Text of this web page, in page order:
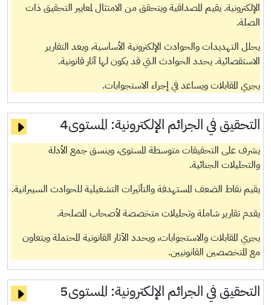
الإلكترونية. يقيم المصداقية ويتحقق من الامتثال لمعايير التحقيق ذات
الصلة.
يحلل التهديدات والحوادث الإلكترونية الأساسية، ويعد التقارير
الاستقصائية. يحدد الحوادث التي قد يكون لها آثار قانونية.
يجري المقابلات ويساعد في إجراء الاستجوابات.
التحقيق في الجرائم الإلكترونية: المستوى4
يشرف على التحقيقات متوسطة المستوى، وينسق جمع الأدلة
والتحليلات الجنائية.
يقيم نقاط الضعف المستهدفة والتأثيرات التشغيلية للحوادث السيبرانية.
يقدم تقارير شاملة وتحليلات متخصصة لأصحاب المصلحة.
يجري المقابلات والاستجوابات، ويحدد الآثار القانونية المحتملة ويتعاون
مع المتخصصين القانونيين.
التحقيق في الجرائم الإلكترونية: المستوى5